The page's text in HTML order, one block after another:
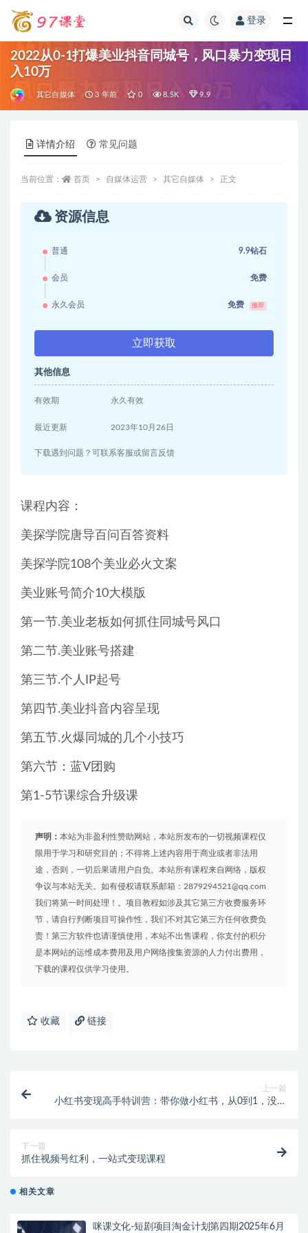
登录
2022从0-1打爆美业抖音同城号，风口暴力变现日
入10万
其它自媒体 3 年前 0 8.5K 9.9
详情介绍 常见问题
当前位置： 首页 自媒体运营 其它自媒体 正文
资源信息
普通 9.9钻石
会员 免费
永久会员 免费 推荐
立即获取
其他信息
有效期 永久有效
最近更新 2023年10月26日
下载遇到问题？可联系客服或留言反馈
课程内容：
美探学院唐导百问百答资料
美探学院108个美业必火文案
美业账号简介10大模版
第一节.美业老板如何抓住同城号风口
第二节.美业账号搭建
第三节.个人IP起号
第四节.美业抖音内容呈现
第五节.火爆同城的几个小技巧
第六节：蓝V团购
第1-5节课综合升级课
声明： 本站为非盈利性赞助网站，本站所发布的一切视频课程仅
限用于学习和研究目的；不得将上述内容用于商业或者非法用
途，否则，一切后果请用户自负。本站所有课程来自网络，版权
争议与本站无关。如有侵权请联系邮箱：2879294521@qq.com
我们将第一时间处理！。项目教程如涉及其它第三方收费服务环
节，请自行判断项目可操作性，我们不对其它第三方任何收费负
责！第三方软件也请谨慎使用，本站不出售课程，你支付的积分
是本网站的运维成本费用及用户网络搜集资源的人力付出费用，
下载的课程仅供学习使用。
收藏 链接
上一篇
小红书变现高手特训营：带你做小红书，从0到1，没有
下一篇
抓住视频号红利，一站式变现课程
相关文章
咪课文化-短剧项目淘金计划第四期2025年6月